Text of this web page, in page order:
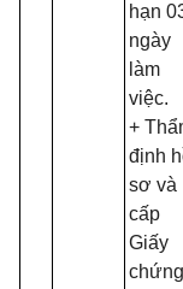
hạn
ngày
làm
việc.
+
định
sơ và
cấp
Giấy
chứng